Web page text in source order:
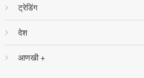
ट्रेडिंग
देश
आणखी +